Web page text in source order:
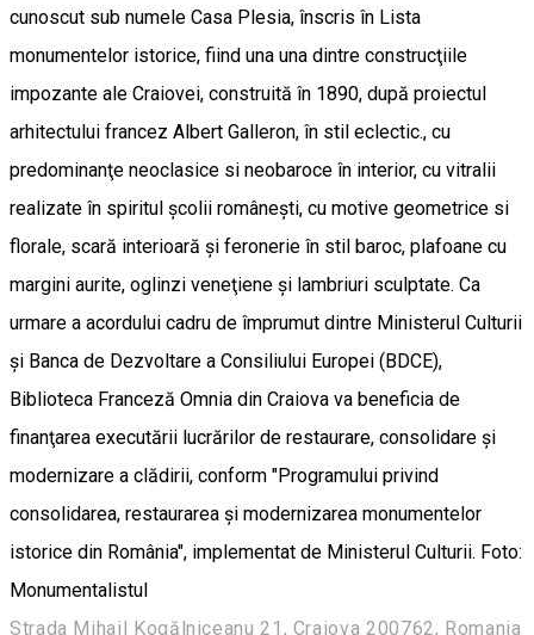
cunoscut sub numele Casa Plesia, înscris în Lista
monumentelor istorice, fiind una una dintre construcţiile
impozante ale Craiovei, construită în 1890, după proiectul
arhitectului francez Albert Galleron, în stil eclectic., cu
predominanţe neoclasice si neobaroce în interior, cu vitralii
realizate în spiritul şcolii româneşti, cu motive geometrice si
florale, scară interioară şi feronerie în stil baroc, plafoane cu
margini aurite, oglinzi veneţiene şi lambriuri sculptate. Ca
urmare a acordului cadru de împrumut dintre Ministerul Culturii
şi Banca de Dezvoltare a Consiliului Europei (BDCE),
Biblioteca Franceză Omnia din Craiova va beneficia de
finanţarea executării lucrărilor de restaurare, consolidare şi
modernizare a clădirii, conform "Programului privind
consolidarea, restaurarea şi modernizarea monumentelor
istorice din România", implementat de Ministerul Culturii. Foto:
Monumentalistul
Strada Mihail Kogălniceanu 21, Craiova 200762, Romania